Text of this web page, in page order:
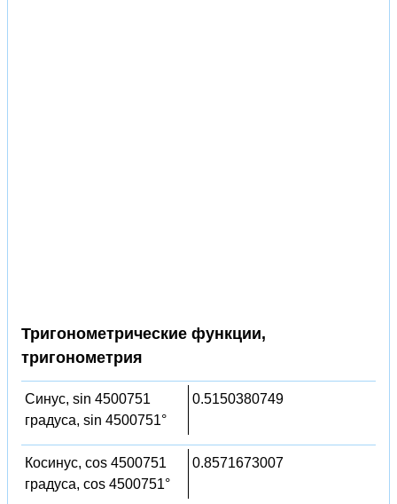
Тригонометрические функции,
тригонометрия
Синус, sin 4500751
градуса, sin 4500751°
0.5150380749
Косинус, cos 4500751
градуса, cos 4500751°
0.8571673007